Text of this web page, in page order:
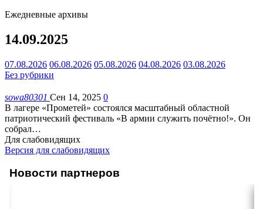
Ежедневные архивы
14.09.2025
07.08.2026 06.08.2026 05.08.2026 04.08.2026 03.08.2026
Без рубрики
sowa80301 Сен 14, 2025 0
В лагере «Прометей» состоялся масштабный областной
патриотический фестиваль «В армии служить почётно!». Он
собрал…
Для слабовидящих
Версия для слабовидящих
Новости партнеров